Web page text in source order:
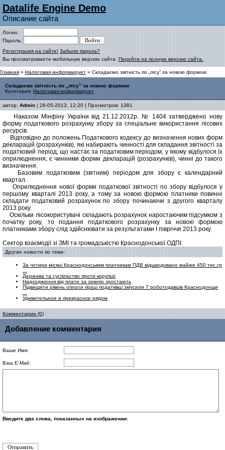
Datalife Engine Demo
Описание сайта
Логин:
Пароль:
Регистрация на сайте! Забыли пароль?
Вы просматриваете мобильную версию сайта. Перейти на полную версию сайта.
Главная » Налоговая информирует » Складаємо звітність по „лісу” за новою формою
Складаємо звітність по „лісу” за новою формою
Категория: Налоговая информирует
автор: Admin | 26-05-2013, 12:20 | Просмотров: 1381
Наказом Мінфіну України від 21.12.2012р. № 1404 затверджено нову
форму податкового розрахунку збору за спеціальне використання лісових
ресурсів.
Відповідно до положень Податкового кодексу до визначення нових форм
декларацій (розрахунків), які набирають чинності для складання звітності за
податковий період, що настає за податковим періодом, у якому відбулося їх
оприлюднення, є чинними форми декларацій (розрахунків), чинні до такого
визначення.
Базовим податковим (звітним) періодом для збору є календарний
квартал.
Оприлюднення нової форми податкової звітності по збору відбулося у
першому кварталі 2013 року, а тому за новою формою платники повинні
складати податковий розрахунок по збору починаючи з другого кварталу
2013 року.
Оскільки лісокористувачі складають розрахунок наростаючим підсумком з
початку року, то подання податкового розрахунку за новою формою
платниками збору слід здійснювати за результатами І півріччя 2013 року.
Сектор взаємодії зі ЗМІ та громадськістю Краснодонської ОДПІ
Другие новости по теме:
За чотири місяці Краснодонським платникам ПДВ відшкодовано майже 450 тис.гр
Держава та суспільство проти корупції
Надходження від плати за землю зростають
Підвищити рівень оплати праці податківці змусили 7 роботодавців Краснодонщи
Удивительное и прекрасное рядом
Комментарии (0)
Добавление комментария
Ваше Имя:
Ваш E-Mail:
Введите два слова, показанных на изображении: